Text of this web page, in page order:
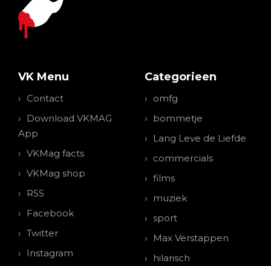
VK Menu
Contact
Download VKMAG
App
VKMag facts
VKMag shop
RSS
Facebook
Twitter
Instagram
Categorieen
omfg
bommetje
Lang Leve de Liefde
commercials
films
muziek
sport
Max Verstappen
hilarisch